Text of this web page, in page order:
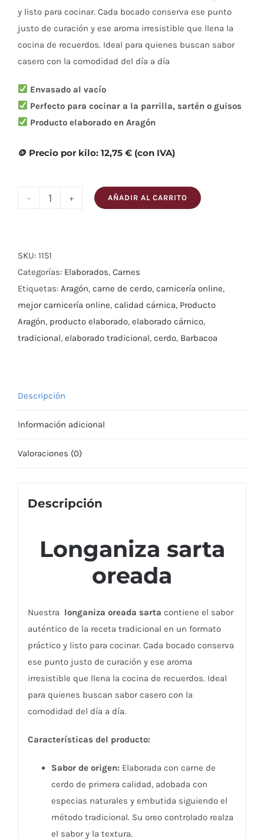
y listo para cocinar. Cada bocado conserva ese punto
justo de curación y ese aroma irresistible que llena la
cocina de recuerdos. Ideal para quienes buscan sabor
casero con la comodidad del día a día
Envasado al vacío
Perfecto para cocinar a la parrilla, sartén o guisos
Producto elaborado en Aragón
🪙 Precio por kilo: 12,75 € (con IVA)
Longaniza
cantidad
AÑADIR AL CARRITO
SKU: 1151
Categorías: Elaborados, Carnes
Etiquetas: Aragón, carne de cerdo, carnicería online,
mejor carnicería online, calidad cárnica, Producto
Aragón, producto elaborado, elaborado cárnico,
tradicional, elaborado tradicional, cerdo, Barbacoa
Descripción
Información adicional
Valoraciones (0)
Descripción
Longaniza sarta
oreada
Nuestra longaniza oreada sarta contiene el sabor
auténtico de la receta tradicional en un formato
práctico y listo para cocinar. Cada bocado conserva
ese punto justo de curación y ese aroma
irresistible que llena la cocina de recuerdos. Ideal
para quienes buscan sabor casero con la
comodidad del día a día.
Características del producto:
Sabor de origen: Elaborada con carne de
cerdo de primera calidad, adobada con
especias naturales y embutida siguiendo el
método tradicional. Su oreo controlado realza
el sabor y la textura.